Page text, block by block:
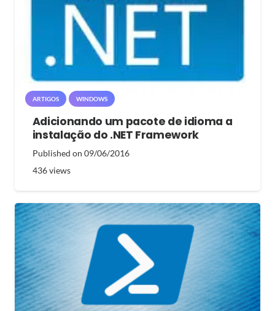
ARTIGOS WINDOWS
Adicionando um pacote de idioma a
instalação do .NET Framework
Published on 09/06/2016
436views